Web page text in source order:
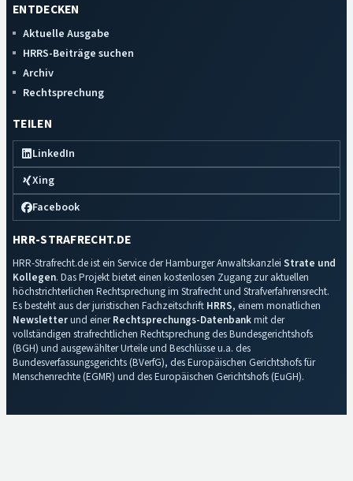
ENTDECKEN
Aktuelle Ausgabe
HRRS-Beiträge suchen
Archiv
Rechtsprechung
TEILEN
LinkedIn
Xing
Facebook
HRR-STRAFRECHT.DE
HRR-Strafrecht.de ist ein Service der Hamburger Anwaltskanzlei Strate und
Kollegen. Das Projekt bietet einen kostenlosen Zugang zur aktuellen
höchstrichterlichen Rechtsprechung im Strafrecht und Strafverfahrensrecht.
Es besteht aus der juristischen Fachzeitschrift HRRS, einem monatlichen
Newsletterund einerRechtsprechungs-Datenbankmit der
vollständigen strafrechtlichen Rechtsprechung des Bundesgerichtshofs
(BGH) und ausgewählter Urteile und Beschlüsse u.a. des
Bundesverfassungsgerichts (BVerfG), des Europäischen Gerichtshofs für
Menschenrechte (EGMR) und des Europäischen Gerichtshofs (EuGH).